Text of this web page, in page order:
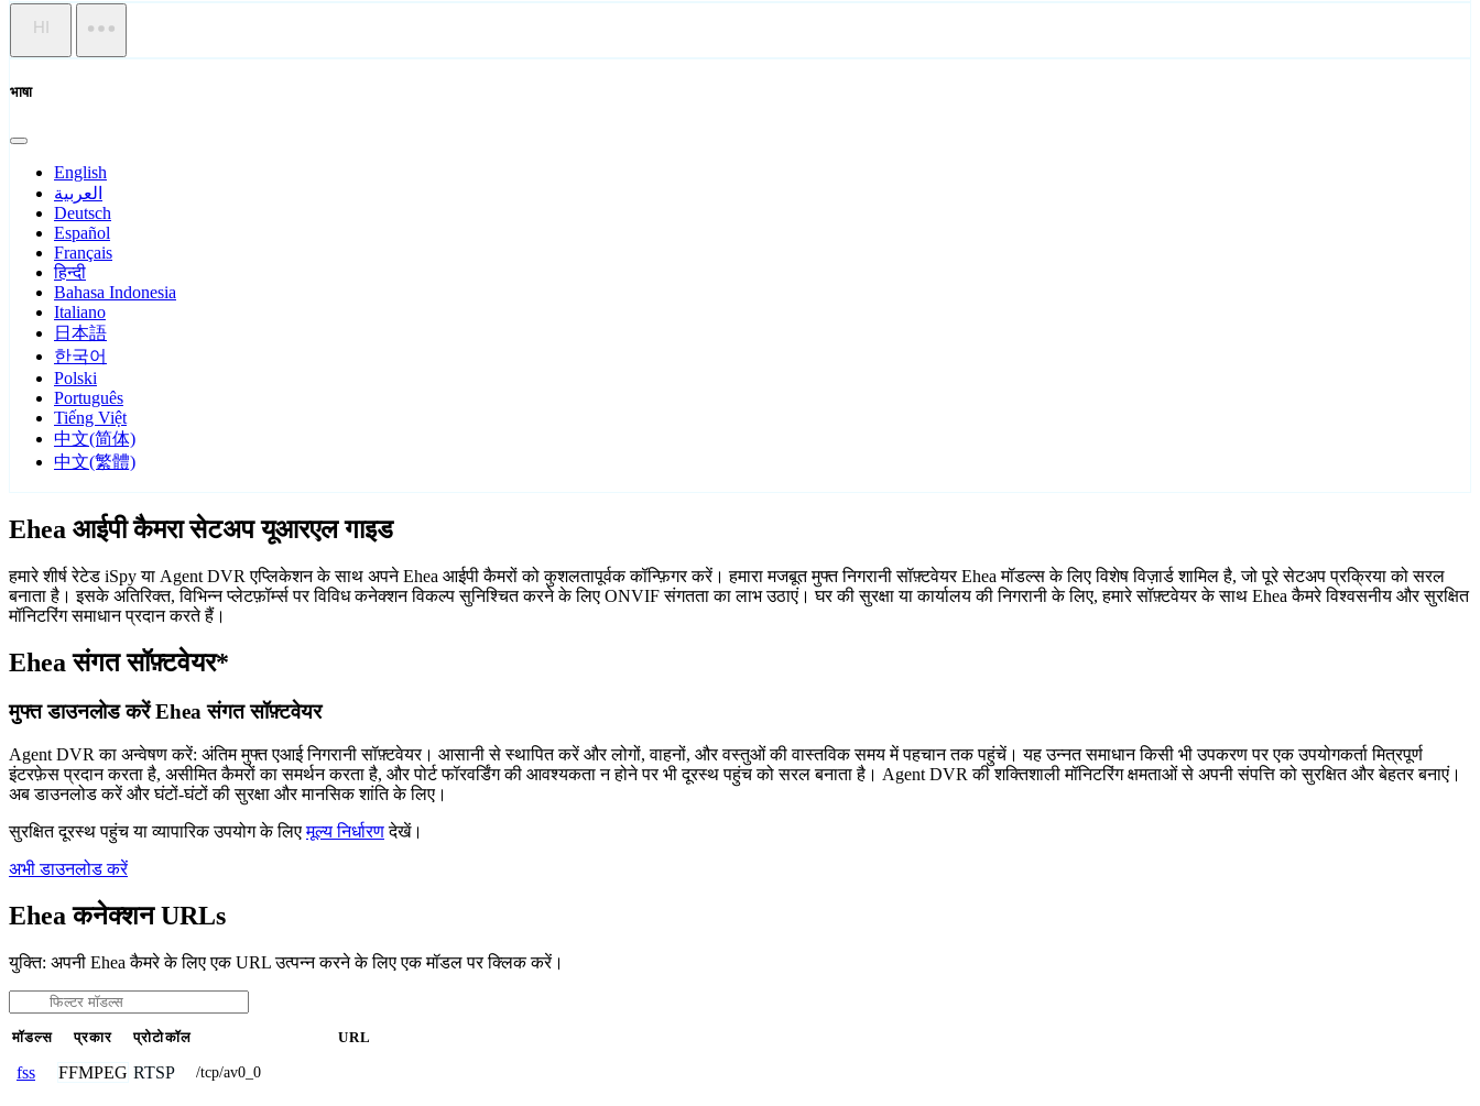
HI
भाषा
English
العربية
Deutsch
Español
Français
हिन्दी
Bahasa Indonesia
Italiano
日本語
한국어
Polski
Português
Tiếng Việt
中文(简体)
中文(繁體)
Ehea आईपी कैमरा सेटअप यूआरएल गाइड
हमारे शीर्ष रेटेड iSpy या Agent DVR एप्लिकेशन के साथ अपने Ehea आईपी कैमरों को कुशलतापूर्वक कॉन्फ़िगर करें। हमारा मजबूत मुफ्त निगरानी सॉफ़्टवेयर Ehea मॉडल्स के लिए विशेष विज़ार्ड शामिल है, जो पूरे सेटअप प्रक्रिया को सरल
बनाता है। इसके अतिरिक्त, विभिन्न प्लेटफ़ॉर्म्स पर विविध कनेक्शन विकल्प सुनिश्चित करने के लिए ONVIF संगतता का लाभ उठाएं। घर की सुरक्षा या कार्यालय की निगरानी के लिए, हमारे सॉफ़्टवेयर के साथ Ehea कैमरे विश्वसनीय और सुरक्षित
मॉनिटरिंग समाधान प्रदान करते हैं।
Ehea संगत सॉफ़्टवेयर*
मुफ्त डाउनलोड करें Ehea संगत सॉफ़्टवेयर
Agent DVR का अन्वेषण करें: अंतिम मुफ्त एआई निगरानी सॉफ़्टवेयर। आसानी से स्थापित करें और लोगों, वाहनों, और वस्तुओं की वास्तविक समय में पहचान तक पहुंचें। यह उन्नत समाधान किसी भी उपकरण पर एक उपयोगकर्ता मित्रपूर्ण
इंटरफ़ेस प्रदान करता है, असीमित कैमरों का समर्थन करता है, और पोर्ट फॉरवर्डिंग की आवश्यकता न होने पर भी दूरस्थ पहुंच को सरल बनाता है। Agent DVR की शक्तिशाली मॉनिटरिंग क्षमताओं से अपनी संपत्ति को सुरक्षित और बेहतर बनाएं।
अब डाउनलोड करें और घंटों-घंटों की सुरक्षा और मानसिक शांति के लिए।
सुरक्षित दूरस्थ पहुंच या व्यापारिक उपयोग के लिएमूल्य निर्धारणदेखें।
अभी डाउनलोड करें
Ehea कनेक्शन URLs
युक्ति: अपनी Ehea कैमरे के लिए एक URL उत्पन्न करने के लिए एक मॉडल पर क्लिक करें।
मॉडल्स प्रकार प्रोटोकॉल URL
fss FFMPEG RTSP /tcp/av0_0